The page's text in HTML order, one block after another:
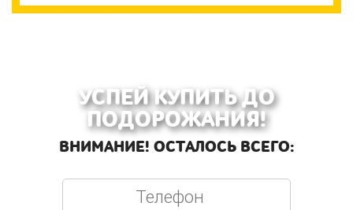
УСПЕЙ КУПИТЬ ДО
ПОДОРОЖАНИЯ!
ВНИМАНИЕ! ОСТАЛОСЬ ВСЕГО: